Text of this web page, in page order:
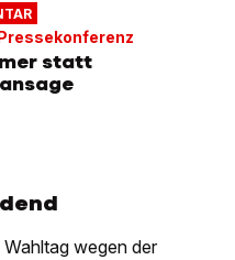
statt
wegen der